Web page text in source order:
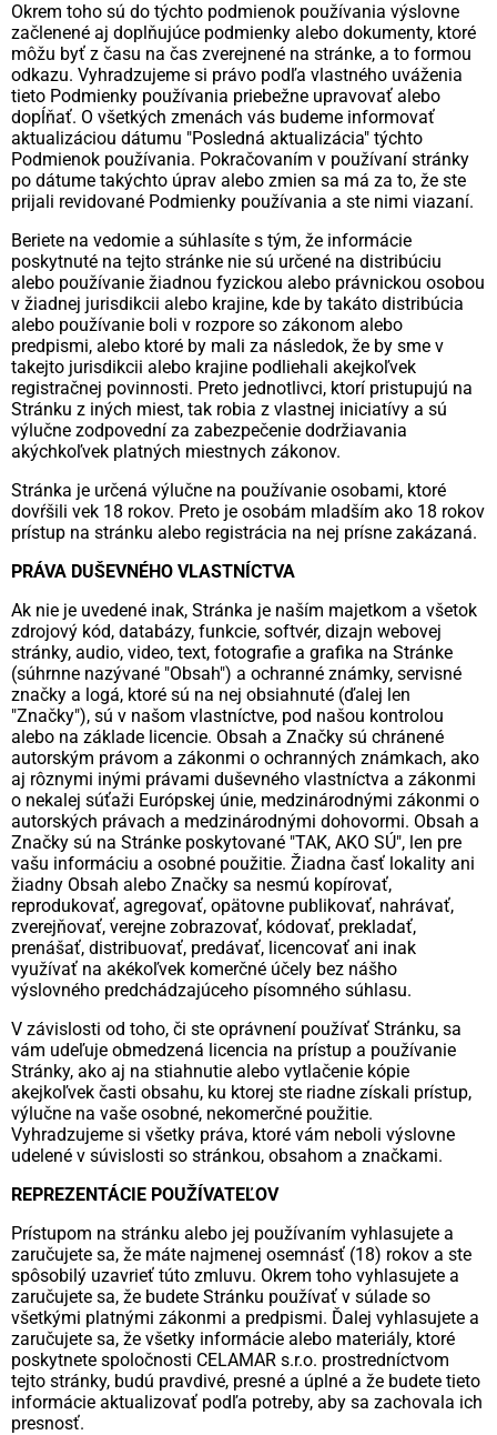
Okrem toho sú do týchto podmienok používania výslovne
začlenené aj doplňujúce podmienky alebo dokumenty, ktoré
môžu byť z času na čas zverejnené na stránke, a to formou
odkazu. Vyhradzujeme si právo podľa vlastného uváženia
tieto Podmienky používania priebežne upravovať alebo
dopĺňať. O všetkých zmenách vás budeme informovať
aktualizáciou dátumu "Posledná aktualizácia" týchto
Podmienok používania. Pokračovaním v používaní stránky
po dátume takýchto úprav alebo zmien sa má za to, že ste
prijali revidované Podmienky používania a ste nimi viazaní.
Beriete na vedomie a súhlasíte s tým, že informácie
poskytnuté na tejto stránke nie sú určené na distribúciu
alebo používanie žiadnou fyzickou alebo právnickou osobou
v žiadnej jurisdikcii alebo krajine, kde by takáto distribúcia
alebo používanie boli v rozpore so zákonom alebo
predpismi, alebo ktoré by mali za následok, že by sme v
takejto jurisdikcii alebo krajine podliehali akejkoľvek
registračnej povinnosti. Preto jednotlivci, ktorí pristupujú na
Stránku z iných miest, tak robia z vlastnej iniciatívy a sú
výlučne zodpovední za zabezpečenie dodržiavania
akýchkoľvek platných miestnych zákonov.
Stránka je určená výlučne na používanie osobami, ktoré
dovŕšili vek 18 rokov. Preto je osobám mladším ako 18 rokov
prístup na stránku alebo registrácia na nej prísne zakázaná.
PRÁVA DUŠEVNÉHO VLASTNÍCTVA
Ak nie je uvedené inak, Stránka je naším majetkom a všetok
zdrojový kód, databázy, funkcie, softvér, dizajn webovej
stránky, audio, video, text, fotografie a grafika na Stránke
(súhrnne nazývané "Obsah") a ochranné známky, servisné
značky a logá, ktoré sú na nej obsiahnuté (ďalej len
"Značky"), sú v našom vlastníctve, pod našou kontrolou
alebo na základe licencie. Obsah a Značky sú chránené
autorským právom a zákonmi o ochranných známkach, ako
aj rôznymi inými právami duševného vlastníctva a zákonmi
o nekalej súťaži Európskej únie, medzinárodnými zákonmi o
autorských právach a medzinárodnými dohovormi. Obsah a
Značky sú na Stránke poskytované "TAK, AKO SÚ", len pre
vašu informáciu a osobné použitie. Žiadna časť lokality ani
žiadny Obsah alebo Značky sa nesmú kopírovať,
reprodukovať, agregovať, opätovne publikovať, nahrávať,
zverejňovať, verejne zobrazovať, kódovať, prekladať,
prenášať, distribuovať, predávať, licencovať ani inak
využívať na akékoľvek komerčné účely bez nášho
výslovného predchádzajúceho písomného súhlasu.
V závislosti od toho, či ste oprávnení používať Stránku, sa
vám udeľuje obmedzená licencia na prístup a používanie
Stránky, ako aj na stiahnutie alebo vytlačenie kópie
akejkoľvek časti obsahu, ku ktorej ste riadne získali prístup,
výlučne na vaše osobné, nekomerčné použitie.
Vyhradzujeme si všetky práva, ktoré vám neboli výslovne
udelené v súvislosti so stránkou, obsahom a značkami.
REPREZENTÁCIE POUŽÍVATEĽOV
Prístupom na stránku alebo jej používaním vyhlasujete a
zaručujete sa, že máte najmenej osemnásť (18) rokov a ste
spôsobilý uzavrieť túto zmluvu. Okrem toho vyhlasujete a
zaručujete sa, že budete Stránku používať v súlade so
všetkými platnými zákonmi a predpismi. Ďalej vyhlasujete a
zaručujete sa, že všetky informácie alebo materiály, ktoré
poskytnete spoločnosti CELAMAR s.r.o. prostredníctvom
tejto stránky, budú pravdivé, presné a úplné a že budete tieto
informácie aktualizovať podľa potreby, aby sa zachovala ich
presnosť.